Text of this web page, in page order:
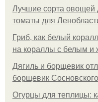
Лучшие сорта овощей
томаты для
Гриб, как белый
на кораллы с белым и
Дягиль и борщевик
борщевик
Огурцы для теплицы: